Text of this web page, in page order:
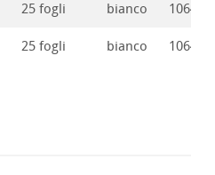
25 fogli bianco
25 fogli bianco